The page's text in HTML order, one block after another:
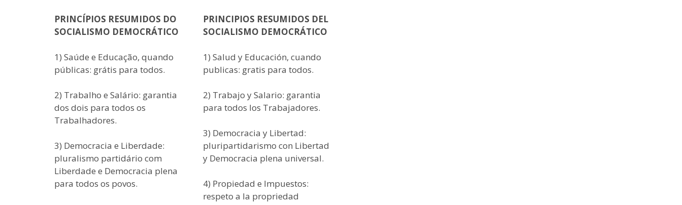
PRINCÍPIOS RESUMIDOS DO
SOCIALISMO DEMOCRÁTICO
1) Saúde e Educação, quando
públicas: grátis para todos.
2) Trabalho e Salário: garantia
dos dois para todos os
Trabalhadores.
3) Democracia e Liberdade:
pluralismo partidário com
Liberdade e Democracia plena
para todos os povos.
PRINCIPIOS RESUMIDOS DEL
SOCIALISMO DEMOCRÁTICO
1) Salud y Educación, cuando
publicas: gratis para todos.
2) Trabajo y Salario: garantia
para todos los Trabajadores.
3) Democracia y Libertad:
pluripartidarismo con Libertad
y Democracia plena universal.
4) Propiedad e Impuestos:
respeto a la propriedad